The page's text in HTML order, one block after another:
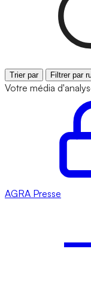
Trier par Filtrer par
Votre média
AGRA Presse